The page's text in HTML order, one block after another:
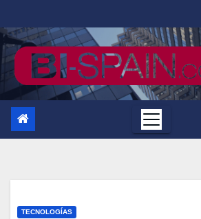
al
contenido
TECNOLOGÍAS